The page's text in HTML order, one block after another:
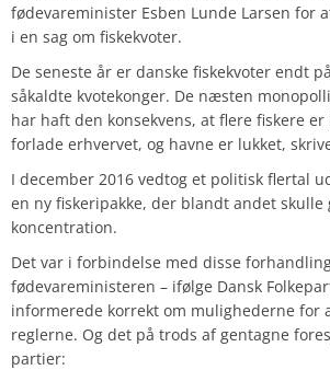
fødevareminister Esben Lunde Larsen for
i en sag om fiskekvoter.
De seneste år er danske fiskekvoter endt
såkaldte kvotekonger. De næsten
har haft den konsekvens, at flere fiskere
forlade erhvervet, og havne er lukket,
I december 2016 vedtog et politisk flertal
en ny fiskeripakke, der blandt andet skulle
koncentration.
Det var i forbindelse med disse
fødevareministeren – ifølge Dansk
informerede korrekt om mulighederne for
reglerne. Og det på trods af gentagne
partier: